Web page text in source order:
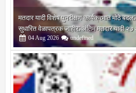
मतदार यादी विशेष पुनरीक्षण कार्यक्रमात मोठे
सुधारित वेळापत्रक जाहीर; अंतिम मतदार यादी २७
04Aug 2026 undefined